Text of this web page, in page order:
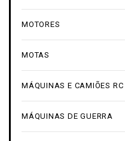
MOTORES
MOTAS
MÁQUINAS E CAMIÕES RC
MÁQUINAS DE GUERRA